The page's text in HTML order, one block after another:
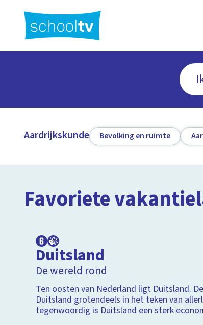
hoofdinhoud
Aardrijkskunde Bevolking en ruimte
Favoriete
Duitsland
De wereld rond
Ten oosten van Nederland ligt Duitsland.
Duitsland grotendeels in het teken van
tegenwoordig is Duitsland een sterk